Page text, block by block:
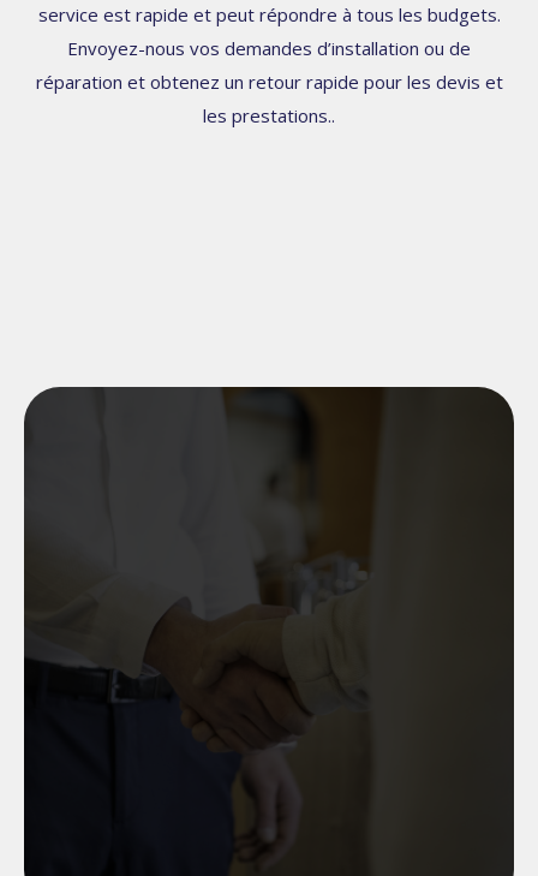
service est rapide et peut répondre à tous les budgets.
Envoyez-nous vos demandes d’installation ou de
réparation et obtenez un retour rapide pour les devis et
les prestations..